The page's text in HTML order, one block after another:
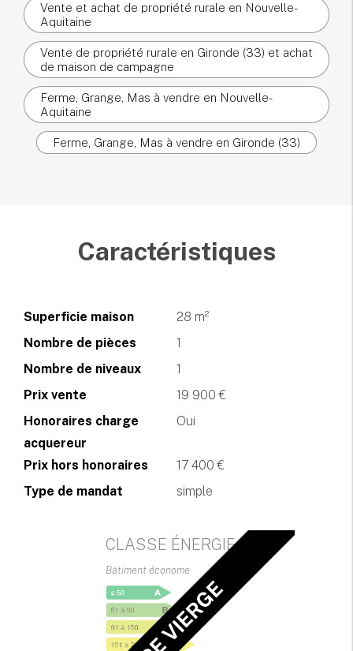
Vente et achat de propriété rurale en Nouvelle-
Aquitaine
Vente de propriété rurale en Gironde (33) et achat
de maison de campagne
Ferme, Grange, Mas à vendre en Nouvelle-
Aquitaine
Ferme, Grange, Mas à vendre en Gironde (33)
Caractéristiques
Superficie maison
28 m²
Nombre de pièces
1
Nombre de niveaux
1
Prix vente
19 900 €
Honoraires charge
acquereur
Oui
Prix hors honoraires
17 400 €
Type de mandat
simple
CLASSE ÉNERGIE
Bâtiment économe
DPE VIERGE